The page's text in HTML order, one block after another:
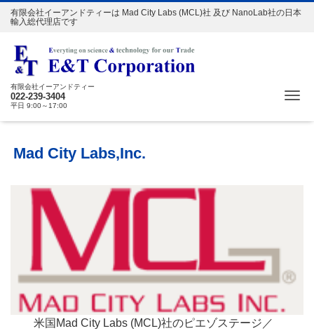
有限会社イーアンドティーは Mad City Labs (MCL)社 及び NanoLab社の日本
輸入総代理店です
有限会社イーアンドティー
022-239-3404
平日 9:00～17:00
Mad City Labs,Inc.
米国Mad City Labs (MCL)社のピエゾステージ／